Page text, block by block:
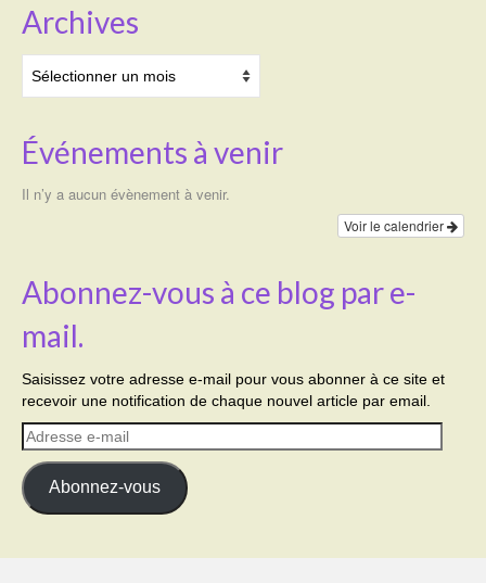
Archives
Événements à venir
Il n’y a aucun évènement à venir.
Voir le calendrier
Abonnez-vous à ce blog par e-
mail.
Saisissez votre adresse e-mail pour vous abonner à ce site et
recevoir une notification de chaque nouvel article par email.
Adresse
e-
mail
Abonnez-vous